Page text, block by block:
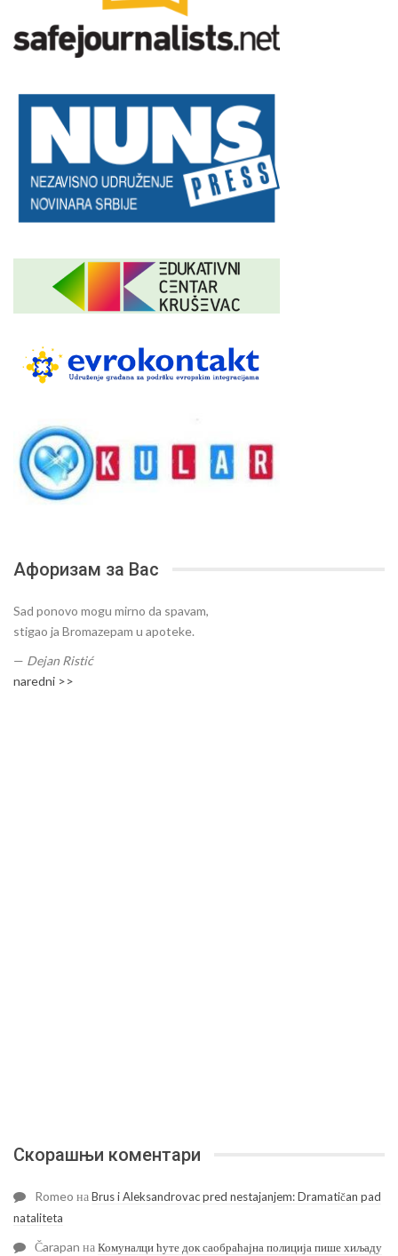
Афоризам за Вас
Sad ponovo mogu mirno da spavam,
stigao ja Bromazepam u apoteke.
— Dejan Ristić
naredni >>
Скорашњи коментари
Romeo наBrus i Aleksandrovac pred nestajanjem: Dramatičan pad
nataliteta
Čarapan наКомуналци ћуте док саобраћајна полиција пише хиљаду